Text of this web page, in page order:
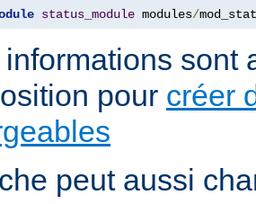
status_module modules/
informations sont
pour créer
peut aussi